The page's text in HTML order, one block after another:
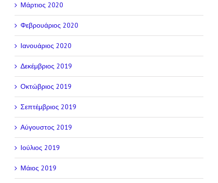
Μάρτιος 2020
Φεβρουάριος 2020
Ιανουάριος 2020
Δεκέμβριος 2019
Οκτώβριος 2019
Σεπτέμβριος 2019
Αύγουστος 2019
Ιούλιος 2019
Μάιος 2019